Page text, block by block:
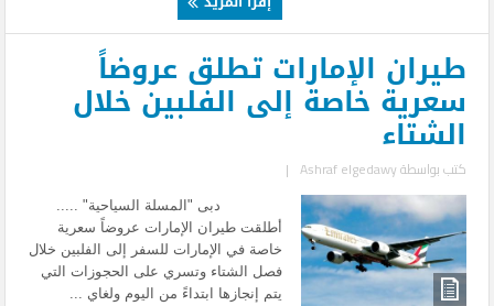
طيران الإمارات تطلق عروضاً
سعرية خاصة إلى الفلبين خلال
الشتاء
كتب بواسطةAshraf elgedawy
|
دبى "المسلة السياحية" .....
أطلقت طيران الإمارات عروضاً سعرية
خاصة في الإمارات للسفر إلى الفلبين خلال
فصل الشتاء وتسري على الحجوزات التي
يتم إنجازها ابتداءً من اليوم ولغاي ...